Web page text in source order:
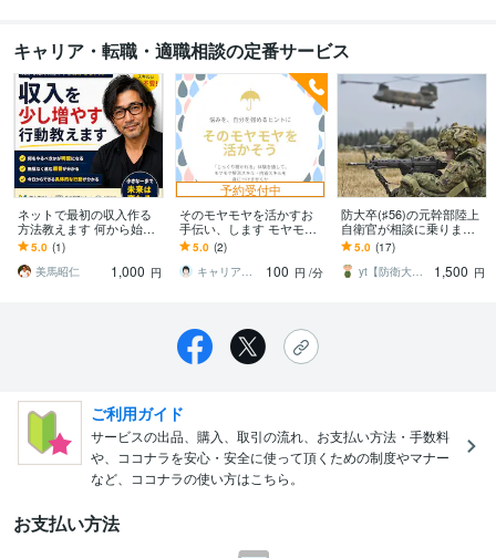
キャリア・転職・適職相談の定番サービス
ネットで最初の収入作る
方法教えます 何から始め
るか迷っている人に、最
初の一歩を具体的に伝え
ます
5.0 (1)
美馬昭仁
1,000 円
予約受付中
そのモヤモヤを活かすお
手伝い、します モヤモヤ
は自己理解のヒント。聴
かれることで内省スキルU
Pを！
5.0 (2)
キャリアカウンセラーはるか
100 円 /分
防大卒(♯56)の元幹部陸上
自衛官が相談に乗ります
元幹部自衛官の私が自衛
隊に関する質問に答えま
す！
5.0 (17)
yt【防衛大卒 元幹部陸上自衛官】
1,500 円
ご利用ガイド
サービスの出品、購入、取引の流れ、お支払い方法・手数料
や、ココナラを安心・安全に使って頂くための制度やマナー
など、ココナラの使い方はこちら。
お支払い方法